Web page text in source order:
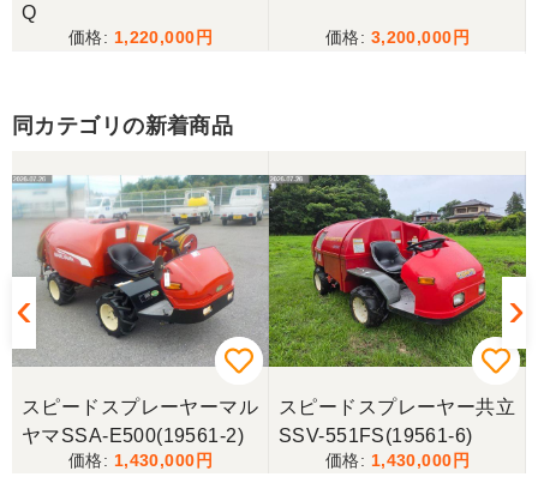
うございました。
山梨県／じん
整備された中古のバインダーを探していて、金額も
だいたい予算内だったのですぐに決めました！ それ
から陸送が可能という所も大きな決め手で、良い買
い物が出来たと非常に満足しております。
山梨県／今井基史
この度は、迅速な対応ありがとうございました。た
だ、メールに記載の配達の受け取りについてタイム
ラグがあり少しとまどいましたので、星をひとつの
Q
1,220,000 3,200,000
同カテゴリの新着商品
スピードスプレーヤーマル
ヤマSSA-E500(19561-2)
1,430,000
スピードスプレーヤー共立
SSV-551FS(19561-6)
1,430,000